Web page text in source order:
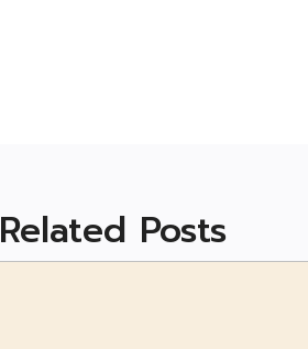
Related Posts